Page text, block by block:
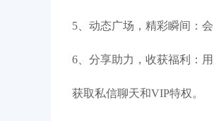
5、动态广场，精彩瞬间：
6、分享助力，收获福利：
获取私信聊天和VIP特权。